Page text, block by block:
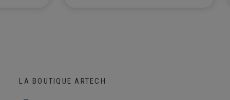
LA BOUTIQUE ARTECH